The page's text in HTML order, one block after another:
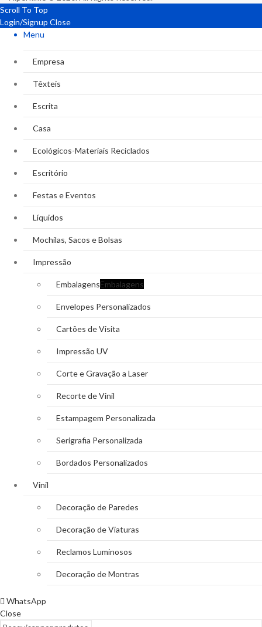
Scroll To Top
Login/Signup Close
Menu
Empresa
Têxteis
Escrita
Casa
Ecológicos-Materiais Reciclados
Escritório
Festas e Eventos
Líquidos
Mochilas, Sacos e Bolsas
Impressão
EmbalagensEmbalagens
Envelopes Personalizados
Cartões de Visita
Impressão UV
Corte e Gravação a Laser
Recorte de Vinil
Estampagem Personalizada
Serigrafia Personalizada
Bordados Personalizados
Vinil
Decoração de Paredes
Decoração de Viaturas
Reclamos Luminosos
Decoração de Montras
WhatsApp
Close